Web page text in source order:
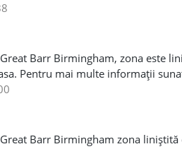
Barr Birmingham, zona este
Pentru mai multe informații
Barr Birmingham zona liniștită